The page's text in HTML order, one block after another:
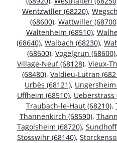
Wentzwiller (68220),
(68600), Wattwiller
Waltenheim (68510),
(68640), Walbach (68230),
(68600), Vogelgrun (68600),
Village-Neuf (68128), Vieux-
(68480), Valdieu-Lutran
Urbès (68121), Ungersheim
Uffheim (68510), Ueberstrass
Traubach-le-Haut (68210),
Thannenkirch (68590),
Tagolsheim (68720),
Stosswihr (68140),